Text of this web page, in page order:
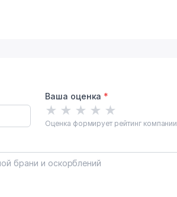
Ваша оценка *
★ ★ ★ ★ ★
Оценка формирует рейтинг компании